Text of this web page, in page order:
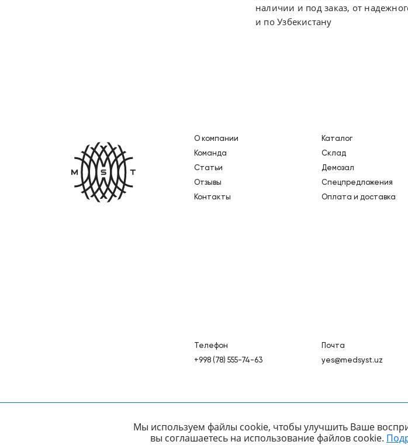
наличии и под заказ, от
и по Узбекистану
О компании
Команда
Статьи
Отзывы
Контакты
Каталог
Склад
Демозал
Спецпредложения
Оплата и доставка
Телефон
+998 (78) 555-74-63
Почта
yes@medsyst.uz
Политика конфиденциальности Карта подборок
ООО «Медицинские Системы и
Мы используем файлы cookie, чтобы улучшить Ваше
вы соглашаетесь на использование файлов cookie.